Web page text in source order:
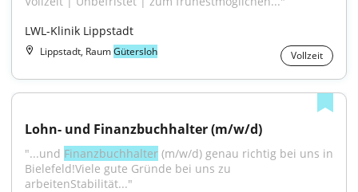
LWL-Klinik Lippstadt
Lippstadt, RaumGütersloh Vollzeit
Lohn- und Finanzbuchhalter (m/w/d)
"...und Finanzbuchhalter (m/w/d) genau richtig bei uns in
Bielefeld!Viele gute Gründe bei uns zu
arbeitenStabilität..."